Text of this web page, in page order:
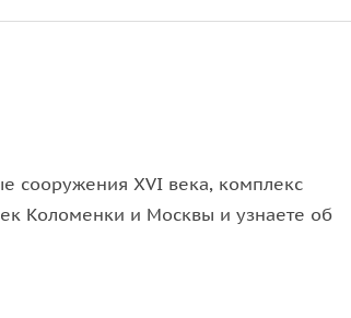
сооружения XVI века, комплекс
Коломенки и Москвы и узнаете об